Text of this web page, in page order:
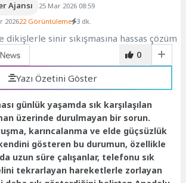
Ajansı
25 Mar 2026 08:59
202622 Görüntüleme 3 dk.
0
Yazı Özetini Göster
günlük yaşamda sık karşılaşılan
üzerinde durulmayan bir sorun.
karıncalanma ve elde güçsüzlük
gösteren bu durumun, özellikle
uzun süre çalışanlar, telefonu sık
tekrarlayan hareketlerle zorlayan